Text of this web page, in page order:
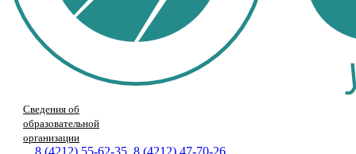
Сведения об
образовательной
организации
8 (4212) 55-62-35, 8 (4212) 47-70-26